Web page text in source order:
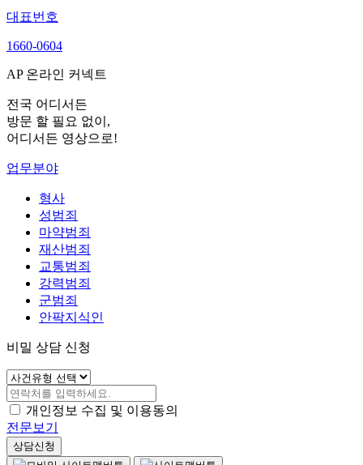
대표번호
1660-0604
AP 온라인 커넥트
전국 어디서든
방문 할 필요 없이,
어디서든 영상으로!
업무분야
형사
성범죄
마약범죄
재산범죄
교통범죄
강력범죄
군범죄
안팍지식인
비밀 상담 신청
개인정보 수집 및 이용동의
전문보기
상담신청